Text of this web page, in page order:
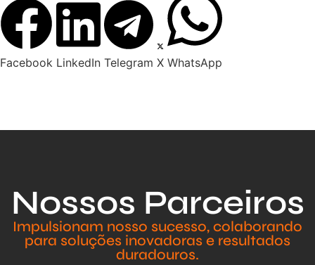
Facebook LinkedIn Telegram X WhatsApp
Nossos Parceiros
Impulsionam nosso sucesso, colaborando
para soluções inovadoras e resultados
duradouros.